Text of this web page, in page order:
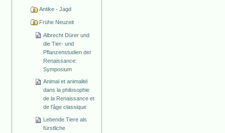
Antike - Jagd
Frühe Neuzeit
Albrecht Dürer und
die Tier- und
Pflanzenstudien der
Renaissance:
Symposium
Animal et animalité
dans la philosophie
de la Renaissance et
de l'âge classique
Lebende Tiere als
fürstliche